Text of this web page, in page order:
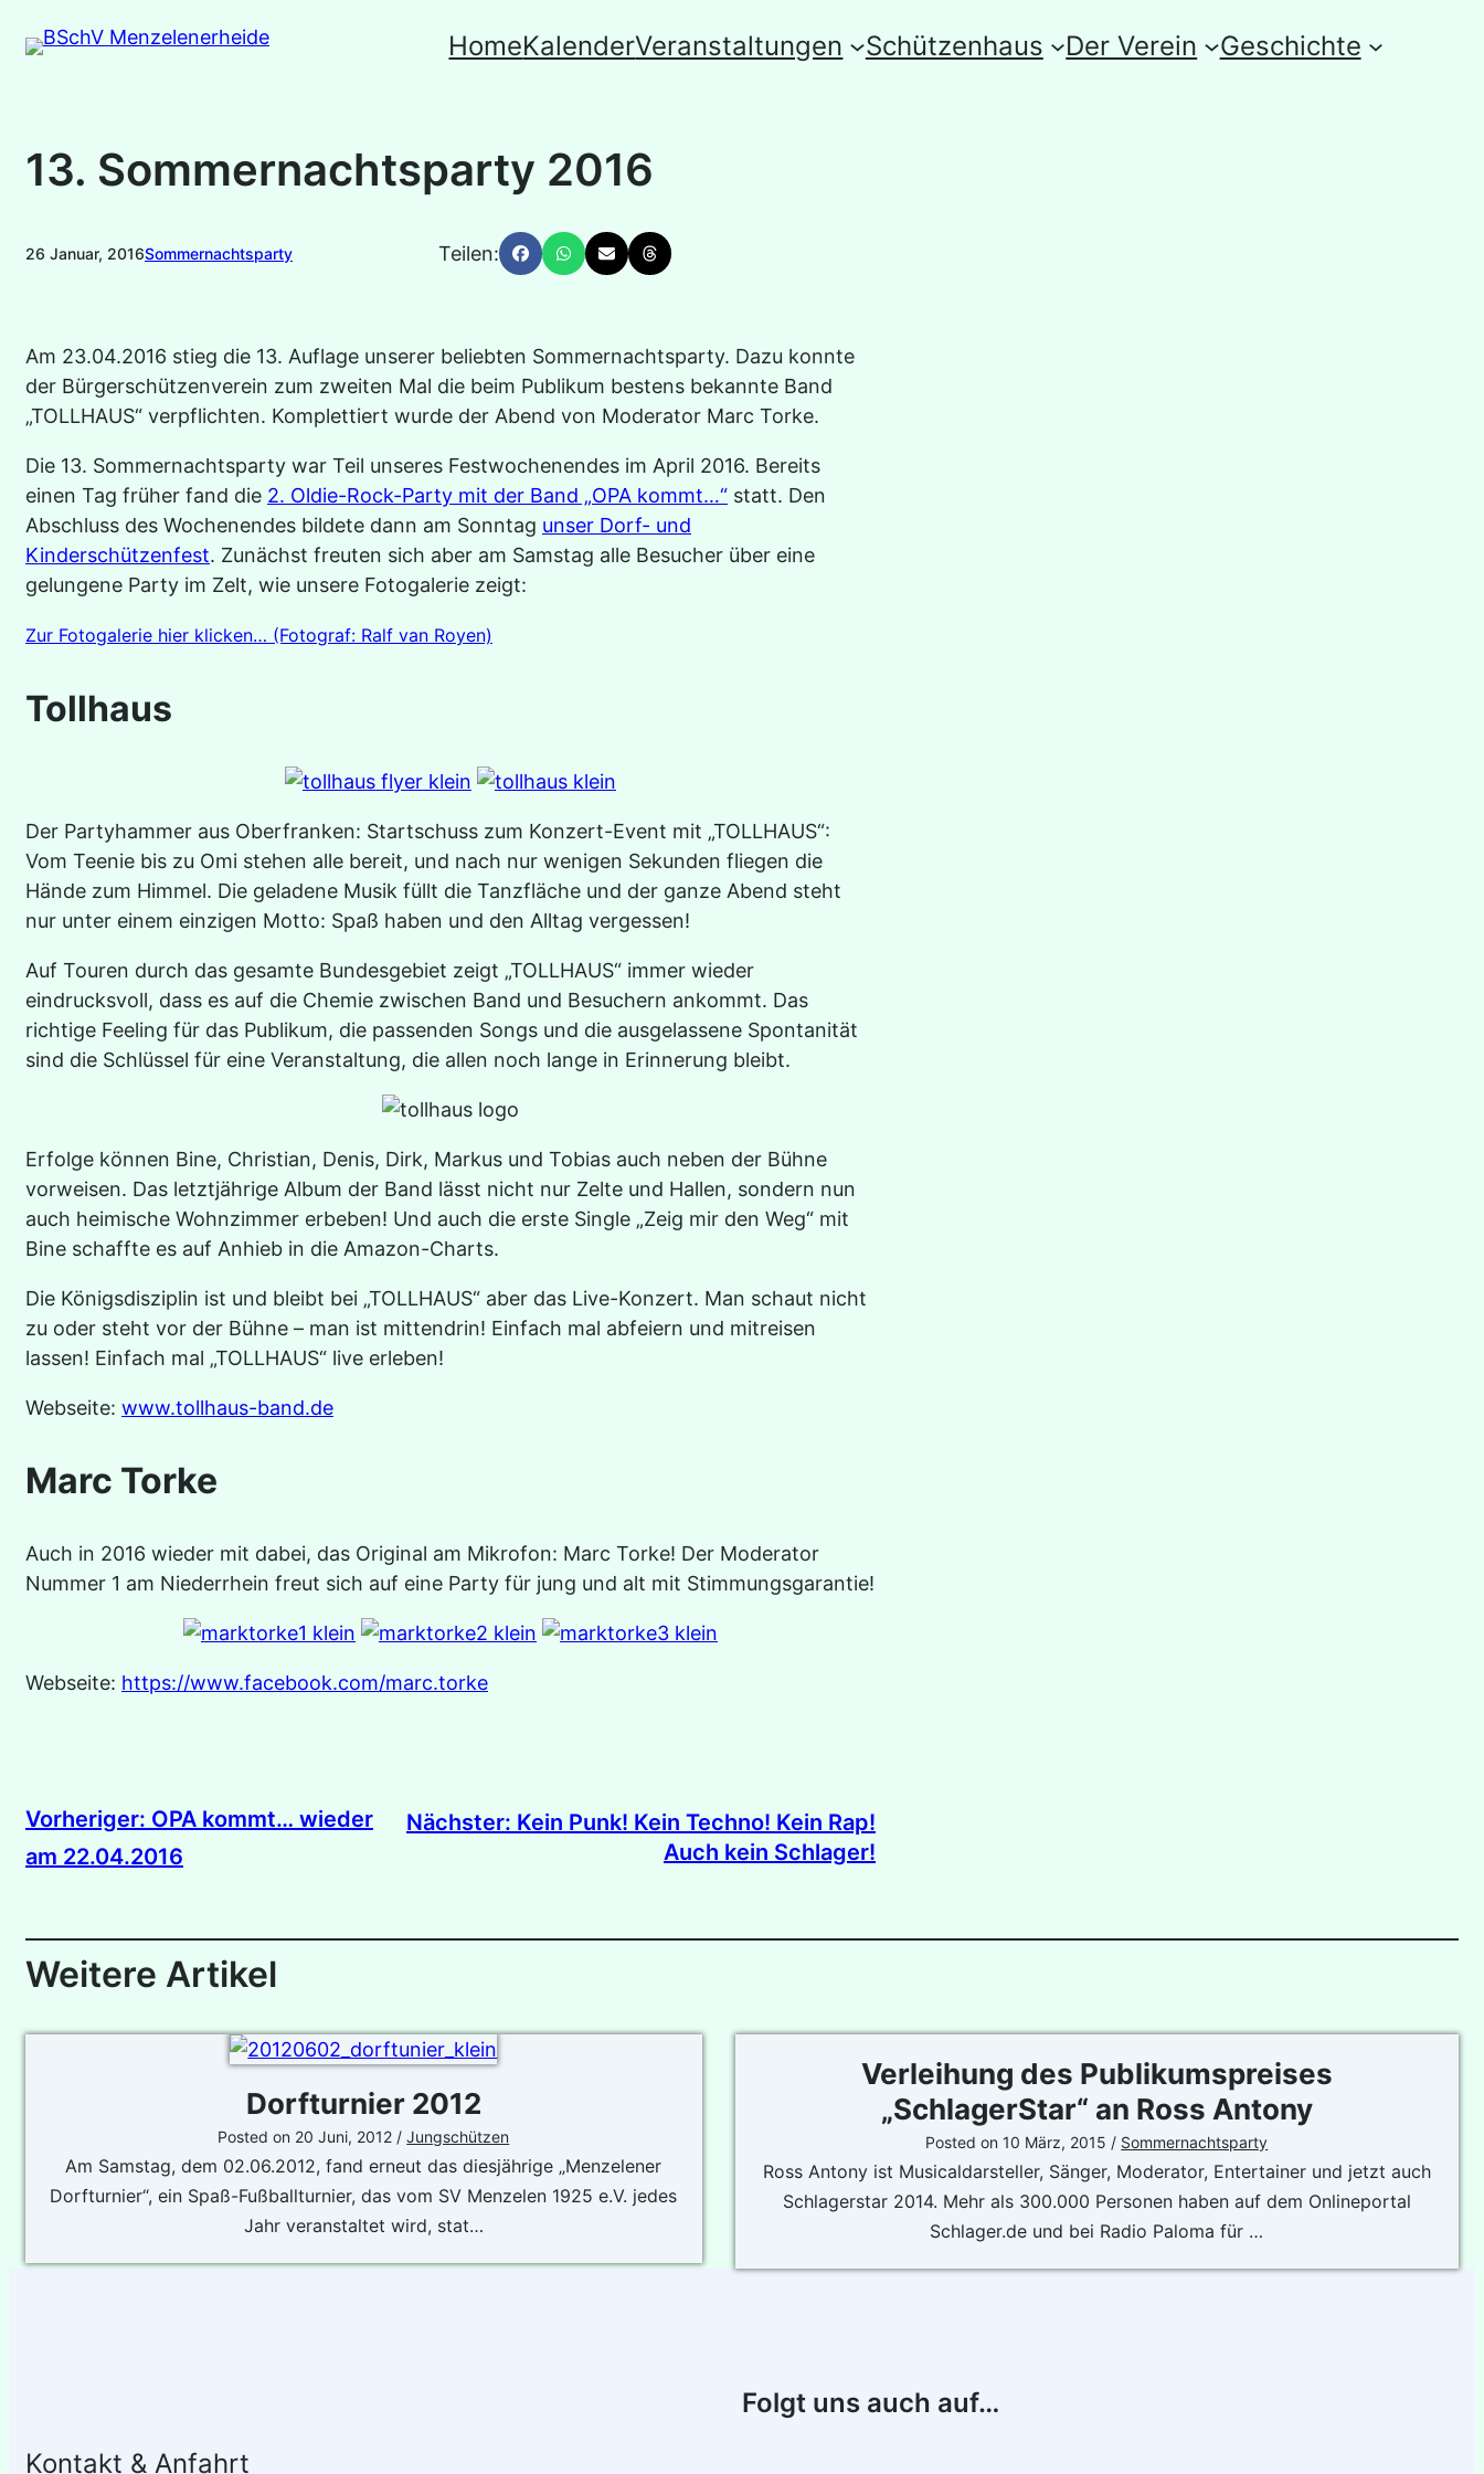
Inhalt
HomeKalenderVeranstaltungen Schützenhaus Der Verein Geschichte
13. Sommernachtsparty 2016
26 Januar, 2016Sommernachtsparty Teilen:
Am 23.04.2016 stieg die 13. Auflage unserer beliebten Sommernachtsparty. Dazu konnte
der Bürgerschützenverein zum zweiten Mal die beim Publikum bestens bekannte Band
„TOLLHAUS“ verpflichten. Komplettiert wurde der Abend von Moderator Marc Torke.
Die 13. Sommernachtsparty war Teil unseres Festwochenendes im April 2016. Bereits
einen Tag früher fand die 2. Oldie-Rock-Party mit der Band „OPA kommt…“ statt. Den
Abschluss des Wochenendes bildete dann am Sonntag unser Dorf- und
Kinderschützenfest. Zunächst freuten sich aber am Samstag alle Besucher über eine
gelungene Party im Zelt, wie unsere Fotogalerie zeigt:
Zur Fotogalerie hier klicken… (Fotograf: Ralf van Royen)
Tollhaus
Der Partyhammer aus Oberfranken: Startschuss zum Konzert-Event mit „TOLLHAUS“:
Vom Teenie bis zu Omi stehen alle bereit, und nach nur wenigen Sekunden fliegen die
Hände zum Himmel. Die geladene Musik füllt die Tanzfläche und der ganze Abend steht
nur unter einem einzigen Motto: Spaß haben und den Alltag vergessen!
Auf Touren durch das gesamte Bundesgebiet zeigt „TOLLHAUS“ immer wieder
eindrucksvoll, dass es auf die Chemie zwischen Band und Besuchern ankommt. Das
richtige Feeling für das Publikum, die passenden Songs und die ausgelassene Spontanität
sind die Schlüssel für eine Veranstaltung, die allen noch lange in Erinnerung bleibt.
Erfolge können Bine, Christian, Denis, Dirk, Markus und Tobias auch neben der Bühne
vorweisen. Das letztjährige Album der Band lässt nicht nur Zelte und Hallen, sondern nun
auch heimische Wohnzimmer erbeben! Und auch die erste Single „Zeig mir den Weg“ mit
Bine schaffte es auf Anhieb in die Amazon-Charts.
Die Königsdisziplin ist und bleibt bei „TOLLHAUS“ aber das Live-Konzert. Man schaut nicht
zu oder steht vor der Bühne – man ist mittendrin! Einfach mal abfeiern und mitreisen
lassen! Einfach mal „TOLLHAUS“ live erleben!
Webseite: www.tollhaus-band.de
Marc Torke
Auch in 2016 wieder mit dabei, das Original am Mikrofon: Marc Torke! Der Moderator
Nummer 1 am Niederrhein freut sich auf eine Party für jung und alt mit Stimmungsgarantie!
Webseite: https://www.facebook.com/marc.torke
Vorheriger: OPA kommt… wieder
am 22.04.2016
Nächster: Kein Punk! Kein Techno! Kein Rap!
Auch kein Schlager!
Weitere Artikel
Dorfturnier 2012
Posted on 20 Juni, 2012 /Jungschützen
Am Samstag, dem 02.06.2012, fand erneut das diesjährige „Menzelener
Dorfturnier“, ein Spaß-Fußballturnier, das vom SV Menzelen 1925 e.V. jedes
Jahr veranstaltet wird, stat…
Verleihung des Publikumspreises
„SchlagerStar“ an Ross Antony
Posted on10 März, 2015 / Sommernachtsparty
Ross Antony ist Musicaldarsteller, Sänger, Moderator, Entertainer und jetzt auch
Schlagerstar 2014. Mehr als 300.000 Personen haben auf dem Onlineportal
Schlager.de und bei Radio Paloma für …
Kontakt & Anfahrt
Folgt uns auch auf…